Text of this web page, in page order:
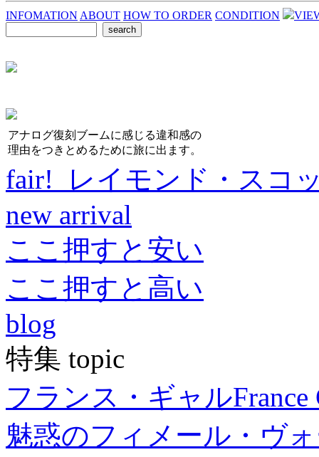
INFOMATION ABOUT HOW TO ORDER CONDITION
アナログ復刻ブームに感じる違和感の
理由をつきとめるために旅に出ます。
fair! レイモンド・スコ
new arrival
ここ押すと安い
ここ押すと高い
blog
特集 topic
フランス・ギャルFrance
魅惑のフィメール・ヴ